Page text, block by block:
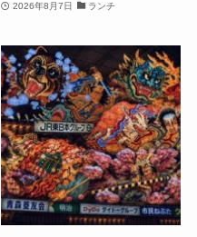
2026年8月7日 ランチ